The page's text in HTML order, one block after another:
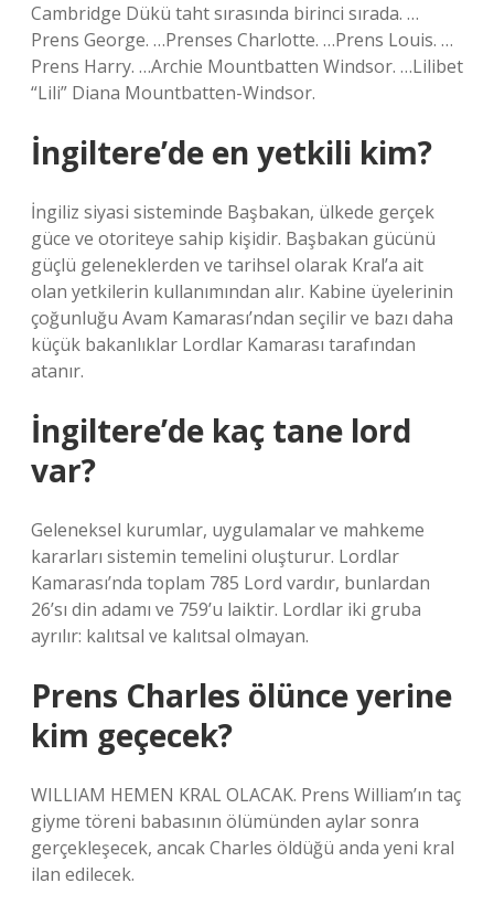
Cambridge Dükü taht sırasında birinci sırada. …
Prens George. …Prenses Charlotte. …Prens Louis. …
Prens Harry. …Archie Mountbatten Windsor. …Lilibet
“Lili” Diana Mountbatten-Windsor.
İngiltere’de en yetkili kim?
İngiliz siyasi sisteminde Başbakan, ülkede gerçek
güce ve otoriteye sahip kişidir. Başbakan gücünü
güçlü geleneklerden ve tarihsel olarak Kral’a ait
olan yetkilerin kullanımından alır. Kabine üyelerinin
çoğunluğu Avam Kamarası’ndan seçilir ve bazı daha
küçük bakanlıklar Lordlar Kamarası tarafından
atanır.
İngiltere’de kaç tane lord
var?
Geleneksel kurumlar, uygulamalar ve mahkeme
kararları sistemin temelini oluşturur. Lordlar
Kamarası’nda toplam 785 Lord vardır, bunlardan
26’sı din adamı ve 759’u laiktir. Lordlar iki gruba
ayrılır: kalıtsal ve kalıtsal olmayan.
Prens Charles ölünce yerine
kim geçecek?
WILLIAM HEMEN KRAL OLACAK. Prens William’ın taç
giyme töreni babasının ölümünden aylar sonra
gerçekleşecek, ancak Charles öldüğü anda yeni kral
ilan edilecek.